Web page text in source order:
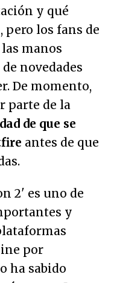
y qué
pero los fans de
manos
novedades
De momento,
parte de la
de que se
antes de que
2' es uno de
y
por
ha sabido